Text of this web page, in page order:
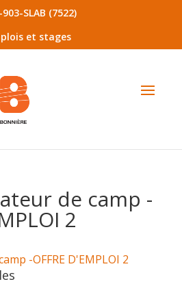
SLAB (7522)
et stages
de camp -
2
-OFFRE D'EMPLOI 2